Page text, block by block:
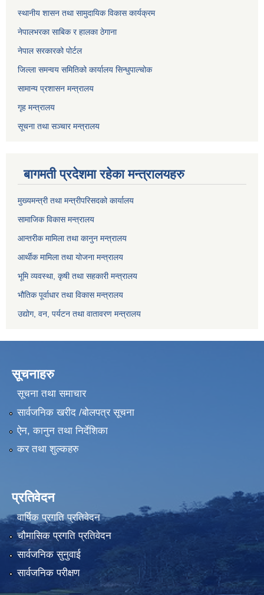
स्थानीय शासन तथा सामुदायिक विकास कार्यक्रम
नेपालभरका साबिक र हालका ठेगाना
नेपाल सरकारको पोर्टल
जिल्ला समन्वय समितिको कार्यालय सिन्धुपाल्चोक
सामान्य प्रशासन मन्त्रालय
गृह मन्त्रालय
सूचना तथा सञ्चार मन्त्रालय
बागमती प्रदेशमा रहेका मन्त्रालयहरु
मुख्यमन्त्री तथा मन्त्रीपरिसदको कार्यालय
सामाजिक विकास मन्त्रालय
आन्तरीक मामिला तथा कानुन मन्त्रालय
आर्थीक मामिला तथा योजना मन्त्रालय
भूमि व्यवस्था, कृषी तथा सहकारी मन्त्रालय
भौतिक पूर्वाधार तथा विकास मन्त्रालय
उद्योग, वन, पर्यटन तथा वातावरण मन्त्रालय
सूचनाहरु
सूचना तथा समाचार
सार्वजनिक खरीद /बोलपत्र सूचना
ऐन, कानुन तथा निर्देशिका
कर तथा शुल्कहरु
प्रतिवेदन
वार्षिक प्रगति प्रतिवेदन
चौमासिक प्रगति प्रतिवेदन
सार्वजनिक सुनुवाई
सार्वजनिक परीक्षण